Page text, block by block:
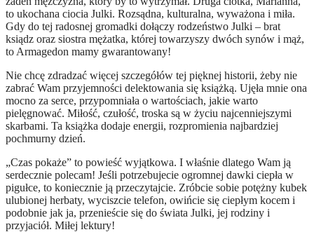
to ukochana ciocia Julki. Rozsądna, kulturalna, wyważona i miła.
Gdy do tej radosnej gromadki dołączy rodzeństwo Julki – brat
ksiądz oraz siostra mężatka, której towarzyszy dwóch synów i mąż,
to Armagedon mamy gwarantowany!
Nie chcę zdradzać więcej szczegółów tej pięknej historii, żeby nie
zabrać Wam przyjemności delektowania się książką. Ujęła mnie ona
mocno za serce, przypomniała o wartościach, jakie warto
pielęgnować. Miłość, czułość, troska są w życiu najcenniejszymi
skarbami. Ta książka dodaje energii, rozpromienia najbardziej
pochmurny dzień.
„Czas pokaże” to powieść wyjątkowa. I właśnie dlatego Wam ją
serdecznie polecam! Jeśli potrzebujecie ogromnej dawki ciepła w
pigułce, to koniecznie ją przeczytajcie. Zróbcie sobie potężny kubek
ulubionej herbaty, wyciszcie telefon, owińcie się ciepłym kocem i
podobnie jak ja, przenieście się do świata Julki, jej rodziny i
przyjaciół. Miłej lektury!